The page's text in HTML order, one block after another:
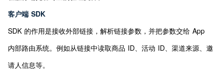
客户端 SDK
SDK 的作用是接收外部链接，解析链接参数，并把参数交给 App
内部路由系统。例如从链接中读取商品 ID、活动 ID、渠道来源、邀
请人信息等。